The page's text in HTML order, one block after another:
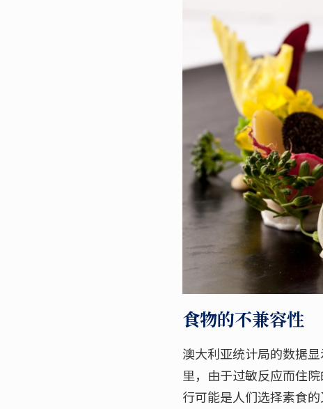
食物的不兼容性
澳大利亚统计局的数据
里，由于过敏反应而住
行可能是人们选择素食